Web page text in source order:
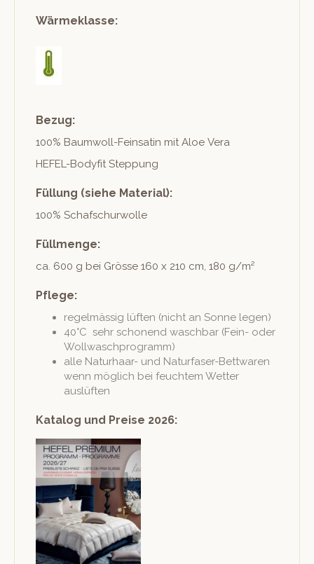
Wärmeklasse:
Bezug:
100% Baum­woll-Fein­satin mit Aloe Vera
HEFEL-Body­fit Steppung
Füllung (siehe Material):
100% Schaf­schur­wolle
Füllmenge:
ca. 600 g bei Grösse 160 x 210 cm, 180 g/m²
Pflege:
regelmäs­sig lüften (nicht an Sonne legen)
40°C sehr scho­nend waschbar (Fein- oder
Wollwaschprogramm)
alle Naturhaar- und Natur­fas­er-Bettwaren
wenn möglich bei feuchtem Wet­ter
auslüften
Katalog und Preise 2026: